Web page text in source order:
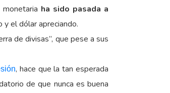
ha sido pasada a
el dólar apreciando.
de divisas”, que pese a sus
, hace que la tan esperada
de que nunca es buena